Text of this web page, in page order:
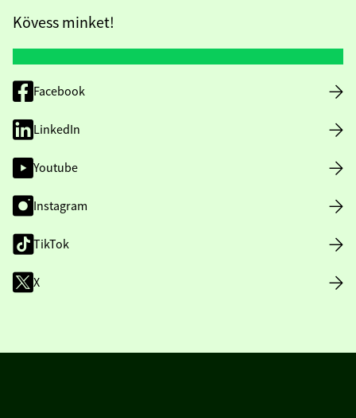
Kövess minket!
Facebook
LinkedIn
Youtube
Instagram
TikTok
X